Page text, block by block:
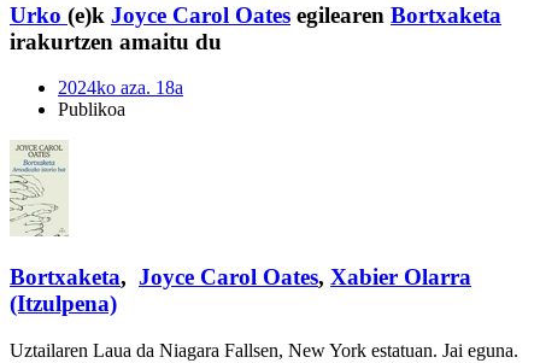
Urko (e)k Joyce Carol Oates egilearen Bortxaketa
irakurtzen amaitu du
2024ko aza. 18a
Publikoa
Bortxaketa, Joyce Carol Oates, Xabier Olarra
(Itzulpena)
Uztailaren Laua da Niagara Fallsen, New York estatuan. Jai eguna.